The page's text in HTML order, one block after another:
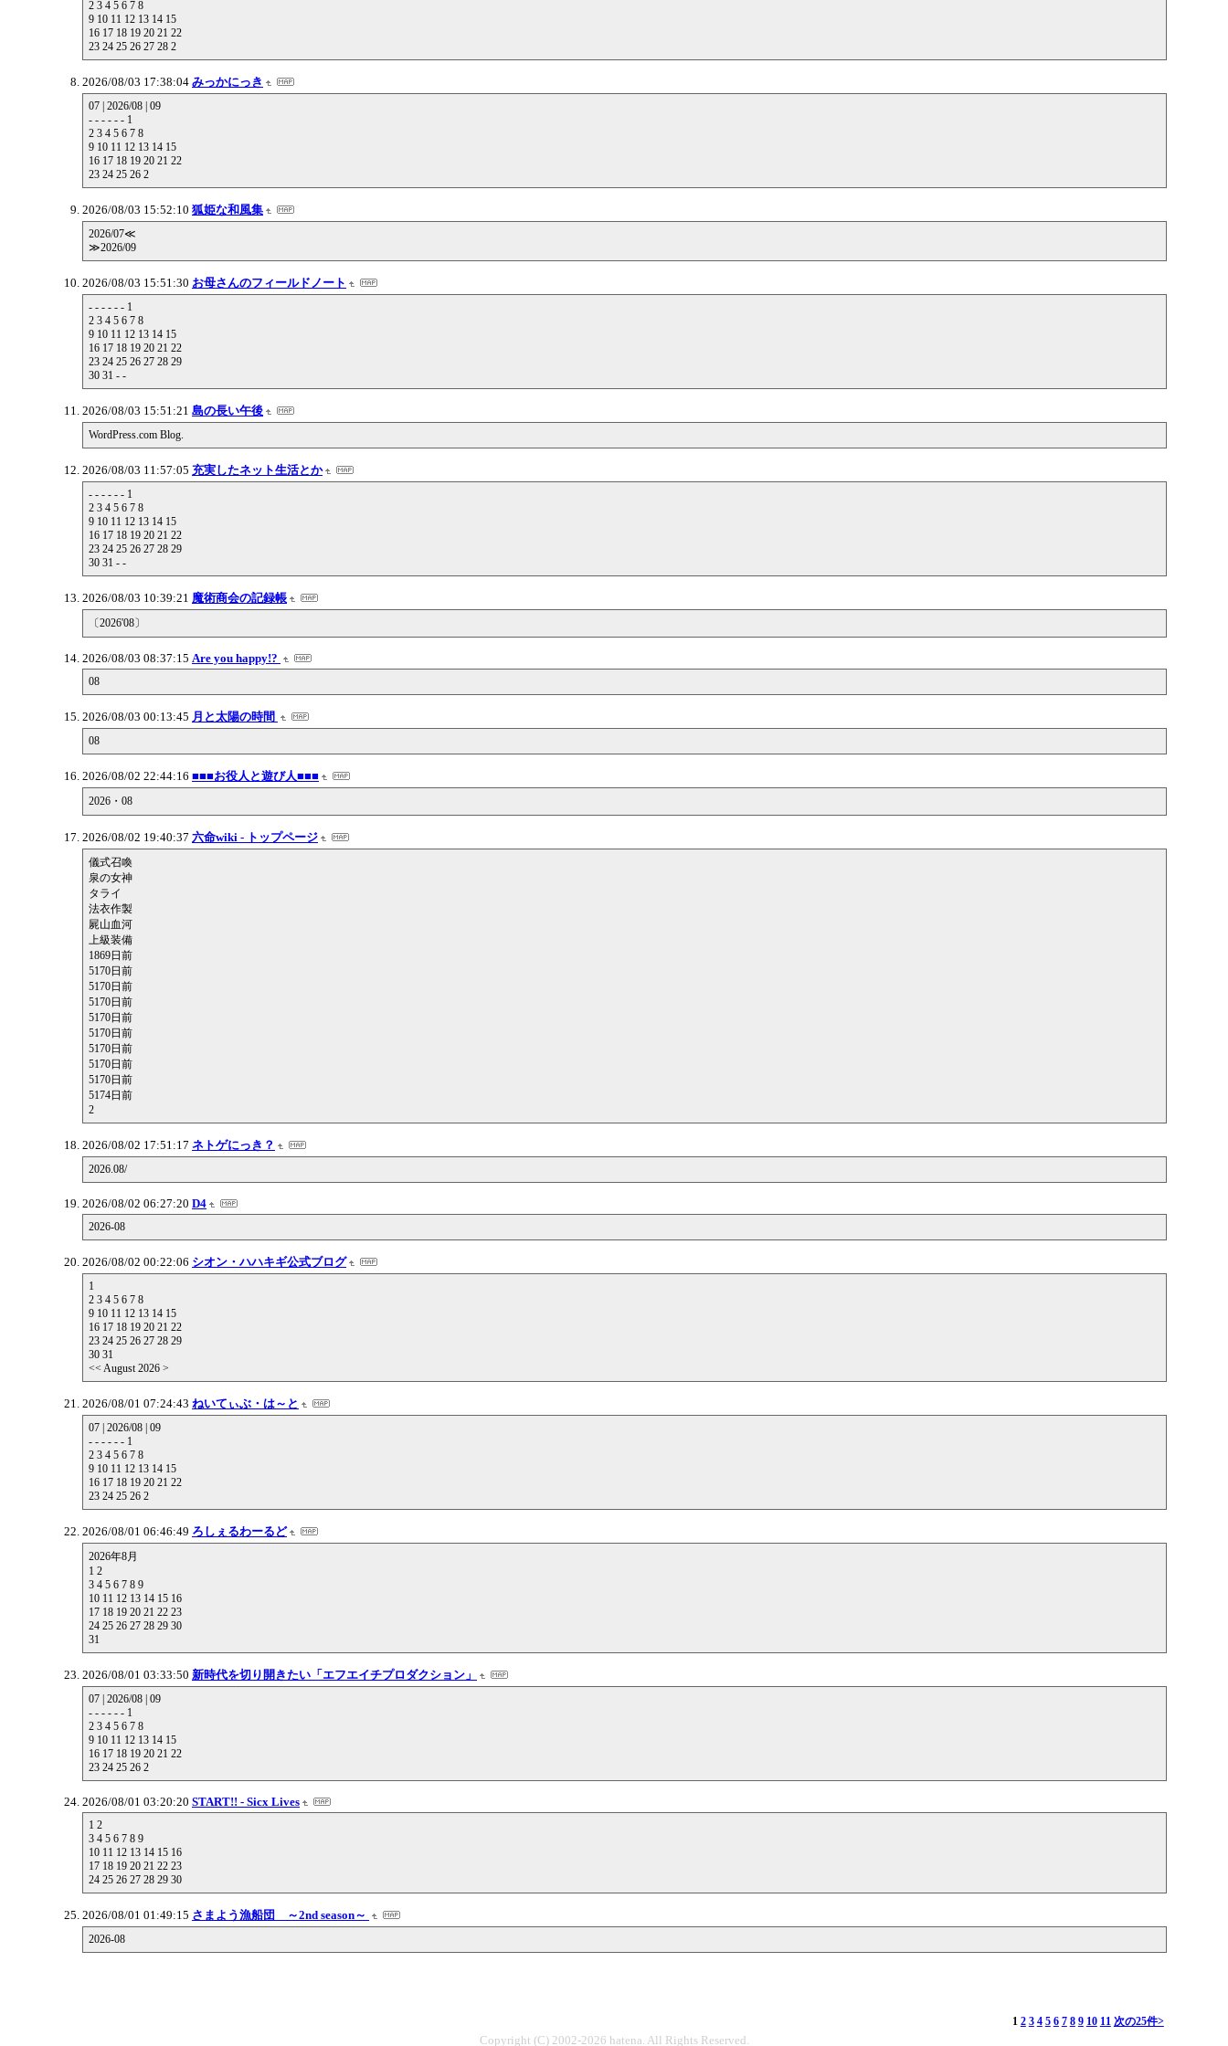
2 3 4 5 6 7 8
9 10 11 12 13 14 15
16 17 18 19 20 21 22
23 24 25 26 27 28 2
2026/08/03 17:38:04 みっかにっき
07 | 2026/08 | 09
- - - - - - 1
2 3 4 5 6 7 8
9 10 11 12 13 14 15
16 17 18 19 20 21 22
23 24 25 26 2
2026/08/03 15:52:10 狐姫な和風集
2026/07≪
≫2026/09
2026/08/03 15:51:30 お母さんのフィールドノート
- - - - - - 1
2 3 4 5 6 7 8
9 10 11 12 13 14 15
16 17 18 19 20 21 22
23 24 25 26 27 28 29
30 31 - -
2026/08/03 15:51:21 島の長い午後
WordPress.com Blog.
2026/08/03 11:57:05 充実したネット生活とか
- - - - - - 1
2 3 4 5 6 7 8
9 10 11 12 13 14 15
16 17 18 19 20 21 22
23 24 25 26 27 28 29
30 31 - -
2026/08/03 10:39:21 魔術商会の記録帳
〔2026'08〕
2026/08/03 08:37:15 Are you happy!?
08
2026/08/03 00:13:45 月と太陽の時間
08
2026/08/02 22:44:16 ■■■お役人と遊び人■■■
2026・08
2026/08/02 19:40:37 六命wiki - トップページ
儀式召喚
泉の女神
タライ
法衣作製
屍山血河
上級装備
1869日前
5170日前
5170日前
5170日前
5170日前
5170日前
5170日前
5170日前
5170日前
5174日前
2
2026/08/02 17:51:17 ネトゲにっき？
2026.08/
2026/08/02 06:27:20 D4
2026-08
2026/08/02 00:22:06 シオン・ハハキギ公式ブログ
1
2 3 4 5 6 7 8
9 10 11 12 13 14 15
16 17 18 19 20 21 22
23 24 25 26 27 28 29
30 31
<< August 2026 >
2026/08/01 07:24:43 ねいてぃぶ・は～と
07 | 2026/08 | 09
- - - - - - 1
2 3 4 5 6 7 8
9 10 11 12 13 14 15
16 17 18 19 20 21 22
23 24 25 26 2
2026/08/01 06:46:49 ろしぇるわーるど
2026年8月
1 2
3 4 5 6 7 8 9
10 11 12 13 14 15 16
17 18 19 20 21 22 23
24 25 26 27 28 29 30
31
2026/08/01 03:33:50 新時代を切り開きたい「エフエイチプロダクション」
07 | 2026/08 | 09
- - - - - - 1
2 3 4 5 6 7 8
9 10 11 12 13 14 15
16 17 18 19 20 21 22
23 24 25 26 2
2026/08/01 03:20:20 START!! - Sicx Lives
1 2
3 4 5 6 7 8 9
10 11 12 13 14 15 16
17 18 19 20 21 22 23
24 25 26 27 28 29 30
2026/08/01 01:49:15 さまよう漁船団 ～2nd season～
2026-08
1 2 3 4 5 6 7 8 9 10 11 次の25件>
Copyright (C) 2002-2026 hatena. All Rights Reserved.